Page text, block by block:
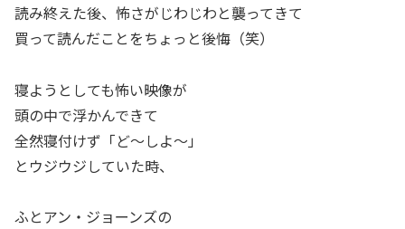
読み終えた後、怖さがじわじわと襲ってきて
買って読んだことをちょっと後悔（笑）
寝ようとしても怖い映像が
頭の中で浮かんできて
全然寝付けず「ど～しよ～」
とウジウジしていた時、
ふとアン・ジョーンズの